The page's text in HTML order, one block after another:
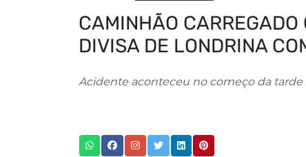
CAMINHÃO
DIVISA DE LONDRINA
Acidente aconteceu no começo da tarde